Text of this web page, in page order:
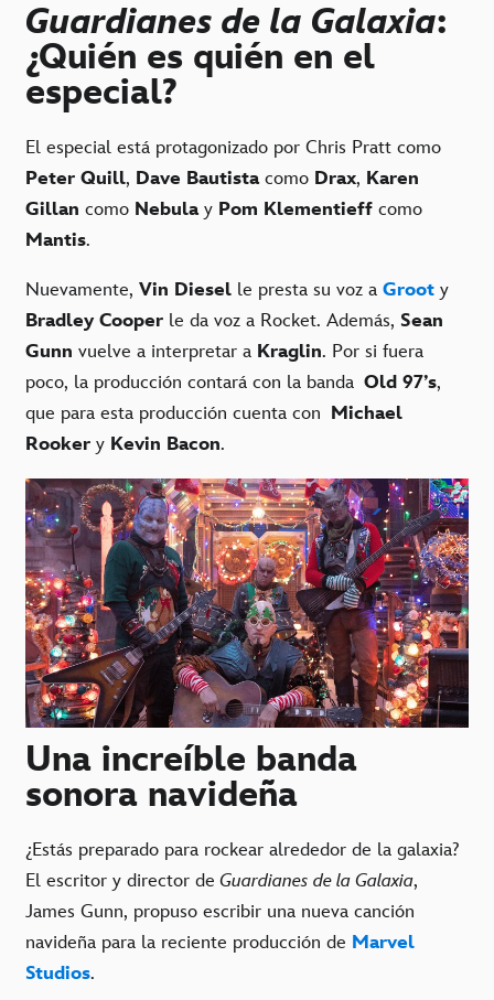
Guardianes de la Galaxia:
¿Quién es quién en el
especial?
El especial está protagonizado por Chris Pratt como
Peter Quill, Dave Bautistacomo Drax, Karen
Gillan como Nebula y Pom Klementieff como
Mantis.
Nuevamente, Vin Diesel le presta su voz a Groot y
Bradley Cooper le da voz a Rocket. Además, Sean
Gunn vuelve a interpretar a Kraglin. Por si fuera
poco, la producción contará con la banda Old 97’s,
que para esta producción cuenta con Michael
Rooker y Kevin Bacon.
Una increíble banda
sonora navideña
¿Estás preparado para rockear alrededor de la galaxia?
El escritor y director de Guardianes de la Galaxia,
James Gunn, propuso escribir una nueva canción
navideña para la reciente producción de Marvel
Studios.